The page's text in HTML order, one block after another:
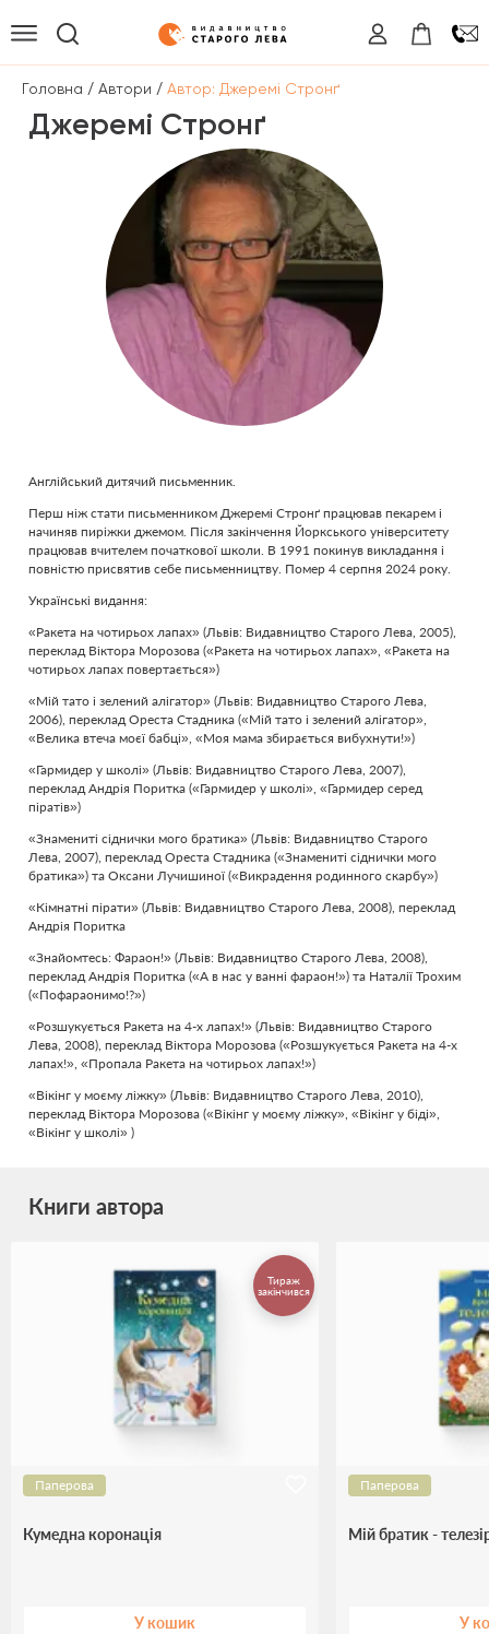
Головна / Автори / Автор: Джеремі Стронґ
Джеремі Стронґ
Англійський дитячий письменник.
Перш ніж стати письменником Джеремі Стронґ працював пекарем і
начиняв пиріжки джемом. Після закінчення Йоркського університету
працював вчителем початкової школи. В 1991 покинув викладання і
повністю присвятив себе письменництву. Помер 4 серпня 2024 року.
Українські видання:
«Ракета на чотирьох лапах» (Львів: Видавництво Старого Лева, 2005),
переклад Віктора Морозова («Ракета на чотирьох лапах», «Ракета на
чотирьох лапах повертається»)
«Мій тато і зелений алігатор» (Львів: Видавництво Старого Лева,
2006), переклад Ореста Стадника («Мій тато і зелений алігатор»,
«Велика втеча моєї бабці», «Моя мама збирається вибухнути!»)
«Гармидер у школі» (Львів: Видавництво Старого Лева, 2007),
переклад Андрія Поритка («Гармидер у школі», «Гармидер серед
піратів»)
«Знамениті сіднички мого братика» (Львів: Видавництво Старого
Лева, 2007), переклад Ореста Стадника («Знамениті сіднички мого
братика») та Оксани Лучишиної («Викрадення родинного скарбу»)
«Кімнатні пірати» (Львів: Видавництво Старого Лева, 2008), переклад
Андрія Поритка
«Знайомтесь: Фараон!» (Львів: Видавництво Старого Лева, 2008),
переклад Андрія Поритка («А в нас у ванні фараон!») та Наталії Трохим
(«Пофараонимо!?»)
«Розшукується Ракета на 4-х лапах!» (Львів: Видавництво Старого
Лева, 2008), переклад Віктора Морозова («Розшукується Ракета на 4-х
лапах!», «Пропала Ракета на чотирьох лапах!»)
«Вікінг у моєму ліжку» (Львів: Видавництво Старого Лева, 2010),
переклад Віктора Морозова («Вікінг у моєму ліжку», «Вікінг у біді»,
«Вікінг у школі» )
Книги автора
Тираж
закінчився
Паперова
Кумедна коронація
У кошик
Паперова
Мій братик -
У